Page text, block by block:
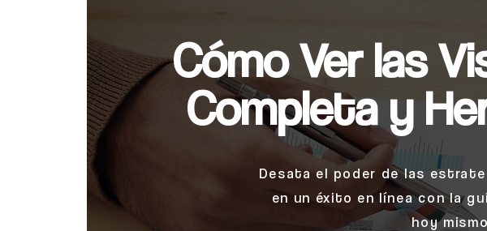
Cómo Ver las
Completa y
Desata el poder de las
en un éxito en línea con la
hoy